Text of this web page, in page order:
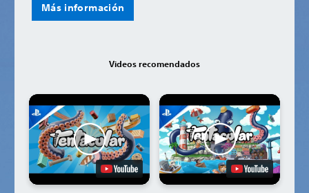
Más información
Videos recomendados